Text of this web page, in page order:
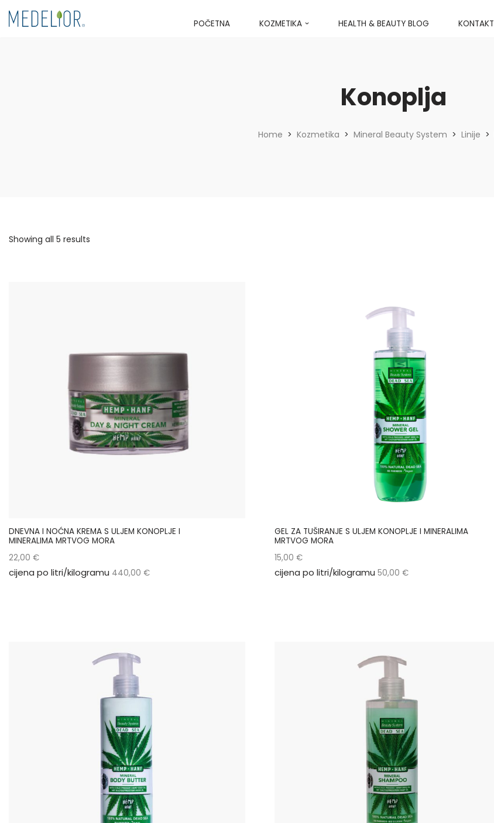
POČETNA KOZMETIKA HEALTH & BEAUTY BLOG KONTAKT
Konoplja
Home > Kozmetika > Mineral Beauty System > Linije >
Showing all 5 results
DNEVNA I NOĆNA KREMA S ULJEM KONOPLJE I
MINERALIMA MRTVOG MORA
22,00 €
cijena po litri/kilogramu 440,00 €
GEL ZA TUŠIRANJE S ULJEM KONOPLJE I MINERALIMA
MRTVOG MORA
15,00 €
cijena po litri/kilogramu 50,00 €